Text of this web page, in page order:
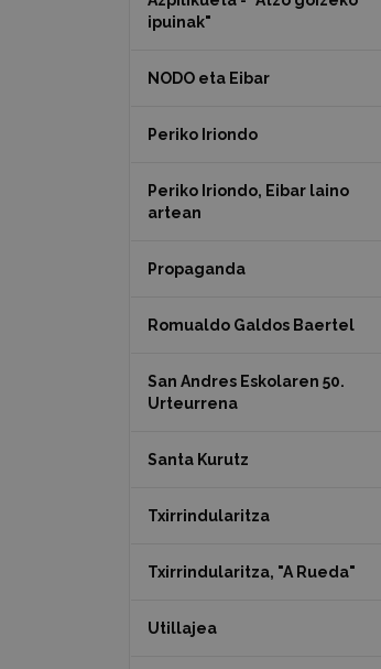
ipuinak"
NODO eta Eibar
Periko Iriondo
Periko Iriondo, Eibar laino
artean
Propaganda
Romualdo Galdos Baertel
San Andres Eskolaren 50.
Urteurrena
Santa Kurutz
Txirrindularitza
Txirrindularitza, "A Rueda"
Utillajea